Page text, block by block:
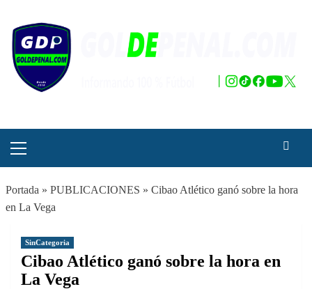
contenido
principal
Portada » PUBLICACIONES » Cibao Atlético ganó sobre la hora
en La Vega
SinCategoria
Cibao Atlético ganó sobre la hora en
La Vega